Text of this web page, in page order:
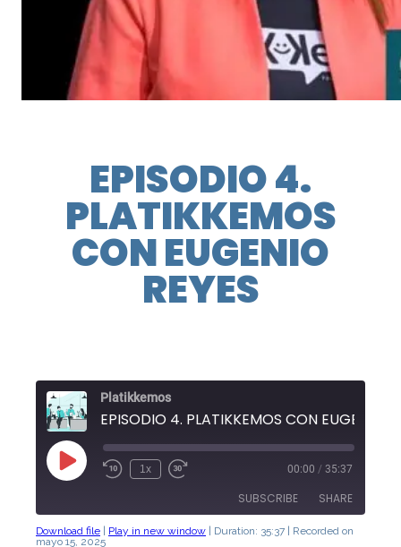
EPISODIO 4.
PLATIKKEMOS
CON EUGENIO
REYES
Platikkemos
Play
Episode Rewind
1x
Fast
seconds
00:00 / 35:37
SUBSCRIBE SHARE
Download file Play in new window Duration: 35:37
Recorded on
mayo 15, 2025